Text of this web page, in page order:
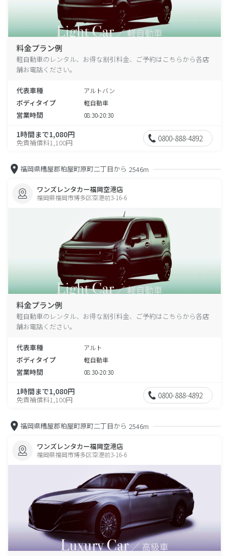
料金プラン例
軽自動車のレンタル、お得な割引料金、ご予約はこちらから各店
舗お電話ください。
代表車種 アルトバン
ボディタイプ 軽自動車
営業時間 08:30-20:30
1時間まで1,080円
免責補償料1,100円 0800-888-4892
福岡県糟屋郡粕屋町原町二丁目から 2546m
ワンズレンタカー福岡空港店
福岡県福岡市博多区空港前3-16-6
料金プラン例
軽自動車のレンタル、お得な割引料金、ご予約はこちらから各店
舗お電話ください。
代表車種 アルト
ボディタイプ 軽自動車
営業時間 08:30-20:30
1時間まで1,080円
免責補償料1,100円 0800-888-4892
福岡県糟屋郡粕屋町原町二丁目から 2546m
ワンズレンタカー福岡空港店
福岡県福岡市博多区空港前3-16-6